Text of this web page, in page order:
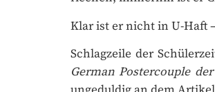
Klar ist er nicht in U-Haft
Schlagzeile der
German Postercouple
ungeduldig an dem